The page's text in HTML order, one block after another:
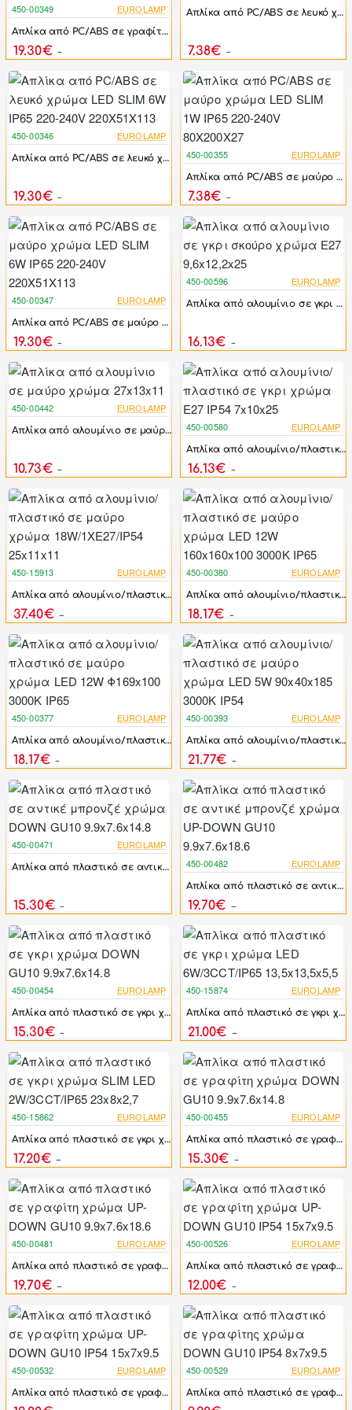
-17%
450-00349 EUROLAMP
Απλίκα από PC/ABS σε γραφίτη χρώμα LED SLIM 6W IP65 220-240V 220X51X113
19.30€
Απλίκα από PC/ABS σε λευκό χρώμα LED SLIM 1W IP65 220-240V 80X200X27
7.38€
-17%
450-00346 EUROLAMP
Απλίκα από PC/ABS σε λευκό χρώμα LED SLIM 6W IP65 220-240V 220X51X113
19.30€
-17%
450-00355 EUROLAMP
Απλίκα από PC/ABS σε μαύρο χρώμα LED SLIM 1W IP65 220-240V 80X200X27
7.38€
-17%
450-00347 EUROLAMP
Απλίκα από PC/ABS σε μαύρο χρώμα LED SLIM 6W IP65 220-240V 220X51X113
19.30€
-17%
450-00596 EUROLAMP
Απλίκα από αλουμίνιο σε γκρι σκούρο χρώμα Ε27 9,6x12,2x25
16.13€
-17%
450-00442 EUROLAMP
Απλίκα από αλουμίνιο σε μαύρο χρώμα 27x13x11
10.73€
-17%
450-00580 EUROLAMP
Απλίκα από αλουμίνιο/πλαστικό σε γκρι χρώμα Ε27 IP54 7x10x25
16.13€
-17%
450-15913 EUROLAMP
Απλίκα από αλουμίνιο/πλαστικό σε μαύρο χρώμα 18W/1XΕ27/IP54 25x11x11
37.40€
-17%
450-00380 EUROLAMP
Απλίκα από αλουμίνιο/πλαστικό σε μαύρο χρώμα LED 12W 160x160x100 3000K IP65
18.17€
-17%
450-00377 EUROLAMP
Απλίκα από αλουμίνιο/πλαστικό σε μαύρο χρώμα LED 12W Φ169x100 3000K IP65
18.17€
-17%
450-00393 EUROLAMP
Απλίκα από αλουμίνιο/πλαστικό σε μαύρο χρώμα LED 5W 90x40x185 3000K IP54
21.77€
-17%
450-00471 EUROLAMP
Απλίκα από πλαστικό σε αντικέ μπρονζέ χρώμα DOWN GU10 9.9x7.6x14.8
15.30€
-17%
450-00482 EUROLAMP
Απλίκα από πλαστικό σε αντικέ μπρονζέ χρώμα UP-DOWN GU10 9.9x7.6x18.6
19.70€
-17%
450-00454 EUROLAMP
Απλίκα από πλαστικό σε γκρι χρώμα DOWN GU10 9.9x7.6x14.8
15.30€
-17%
450-15874 EUROLAMP
Απλίκα από πλαστικό σε γκρι χρώμα LED 6W/3CCT/IP65 13,5x13,5x5,5
21.00€
-17%
450-15862 EUROLAMP
Απλίκα από πλαστικό σε γκρι χρώμα SLIM LED 2W/3CCT/IP65 23x8x2,7
17.20€
-17%
450-00455 EUROLAMP
Απλίκα από πλαστικό σε γραφίτη χρώμα DOWN GU10 9.9x7.6x14.8
15.30€
-17%
450-00481 EUROLAMP
Απλίκα από πλαστικό σε γραφίτη χρώμα UP-DOWN GU10 9.9x7.6x18.6
19.70€
-17%
450-00526 EUROLAMP
Απλίκα από πλαστικό σε γραφίτη χρώμα UP-DOWN GU10 IP54 15x7x9.5
12.00€
-17%
450-00532 EUROLAMP
Απλίκα από πλαστικό σε γραφίτη χρώμα UP-DOWN GU10 IP54 15x7x9.5
-17%
450-00529 EUROLAMP
Απλίκα από πλαστικό σε γραφίτης χρώμα DOWN GU10 IP54 8x7x9.5